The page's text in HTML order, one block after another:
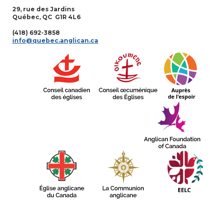
29, rue des Jardins
Québec, QC G1R 4L6
(418) 692-3858
info@quebec.anglican.ca